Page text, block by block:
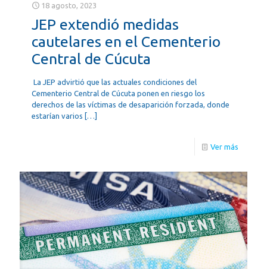
18 agosto, 2023
JEP extendió medidas
cautelares en el Cementerio
Central de Cúcuta
La JEP advirtió que las actuales condiciones del
Cementerio Central de Cúcuta ponen en riesgo los
derechos de las víctimas de desaparición forzada, donde
estarían varios […]
Ver más